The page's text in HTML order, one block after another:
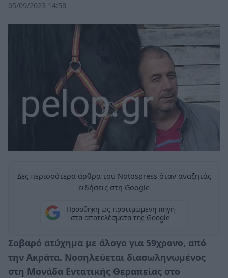
05/09/2023 14:58
Δες περισσότερα άρθρα του Notospress όταν αναζητάς
ειδήσεις στη Google
Προσθήκη ως προτιμώμενη πηγή
στα αποτελέσματα της Google
Σοβαρό ατύχημα με άλογο για 59χρονο, από
την Ακράτα. Νοσηλεύεται διασωληνωμένος
στη Μονάδα Εντατικής Θεραπείας στο